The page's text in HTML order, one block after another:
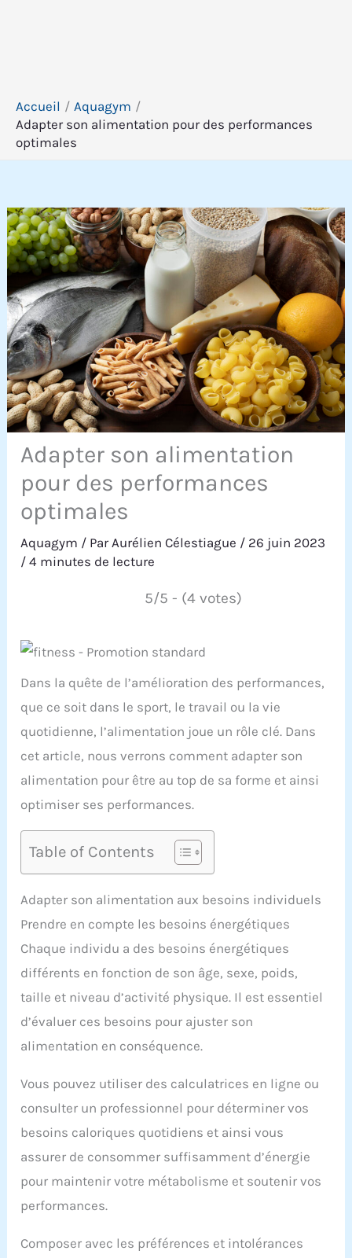
Accueil
Aquagym
Adapter son alimentation pour des performances
optimales
Adapter son alimentation
pour des performances
optimales
Aquagym / ParAurélien Célestiague / 26 juin 2023
/4 minutes de lecture
5/5 - (4 votes)
Dans la quête de l’amélioration des performances,
que ce soit dans le sport, le travail ou la vie
quotidienne, l’alimentation joue un rôle clé. Dans
cet article, nous verrons comment adapter son
alimentation pour être au top de sa forme et ainsi
optimiser ses performances.
Table of Contents
Adapter son alimentation aux besoins individuels
Prendre en compte les besoins énergétiques
Chaque individu a des besoins énergétiques
différents en fonction de son âge, sexe, poids,
taille et niveau d’activité physique. Il est essentiel
d’évaluer ces besoins pour ajuster son
alimentation en conséquence.
Vous pouvez utiliser des calculatrices en ligne ou
consulter un professionnel pour déterminer vos
besoins caloriques quotidiens et ainsi vous
assurer de consommer suffisamment d’énergie
pour maintenir votre métabolisme et soutenir vos
performances.
Composer avec les préférences et intolérances